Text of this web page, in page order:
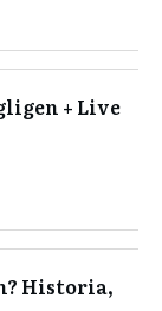
+ Live
Historia,